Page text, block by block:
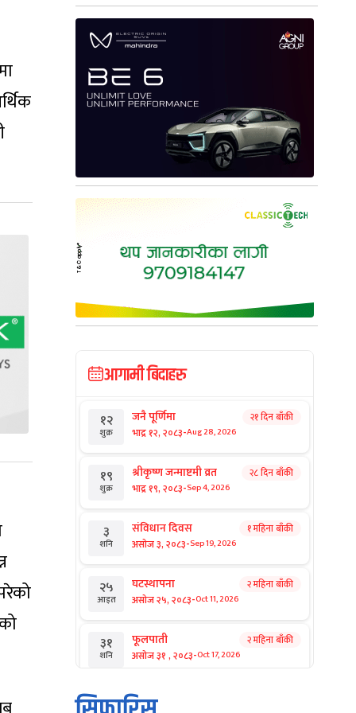
आगामी बिदाहरु
१२
शुक्र
जनै पूर्णिमा
भाद्र १२, २०८३-Aug 28, 2026
२१ दिन बाँकी
१९
शुक्र
श्रीकृष्ण जन्माष्टमी व्रत
भाद्र १९, २०८३-Sep 4, 2026
२८ दिन बाँकी
३
शनि
संविधान दिवस
असोज ३, २०८३-Sep 19, 2026
१ महिना बाँकी
२५
आइत
घटस्थापना
असोज २५, २०८३-Oct 11, 2026
२ महिना बाँकी
३१
शनि
फूलपाती
असोज ३१ , २०८३-Oct 17, 2026
२ महिना बाँकी
१ कार्तिक सङ्क्रान्ति